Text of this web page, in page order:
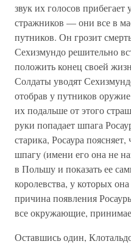
звук их голосов
стражников — они все в
путников. Он грозит
Сехизмундо решительно
положить конец своей
Солдаты уводят
отобрав у путников
их подальше от этого
руки попадает шпага
старика, Росаура
шпагу (имени его она не
в Польшу и показать ее
королевства, у которых
причина появления
все окружающие,
Оставшись один,